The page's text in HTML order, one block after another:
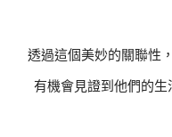
透過這個美妙的關聯性
有機會見證到他們的生